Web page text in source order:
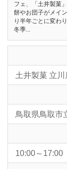
フェ、「土井製菓
餅やお団子がメイ
り半年ごとに変わ
冬季...
土井製菓 立川
鳥取県鳥取市
10:00～17:00